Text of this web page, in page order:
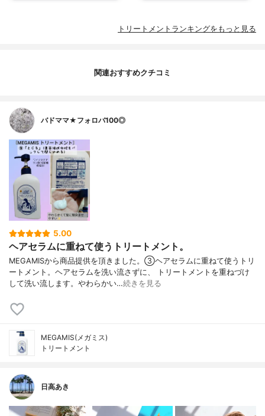
トリートメントランキングをもっと見る
関連おすすめクチコミ
バドママ★フォロバ100◎
5.00
ヘアセラムに重ねて使うトリートメント。
MEGAMISから商品提供を頂きました。③ヘアセラムに重ねて使うトリ
ートメント。ヘアセラムを洗い流さずに、 トリートメントを重ねづけ
して洗い流します。やわらかい…続きを見る
MEGAMIS(メガミス)
トリートメント
日高あき